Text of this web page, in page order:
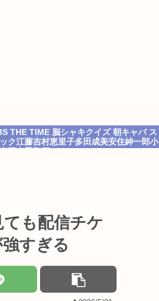
THE TIME 脳シャキクイズ 朝キャバ ス
ク江藤吉村恵里子多田成美安住紳一郎小
も配信チケ
すぎる